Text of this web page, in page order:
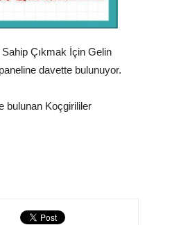
Sahip Çıkmak İçin Gelin
davette bulunuyor.
bulunan Koçgirililer